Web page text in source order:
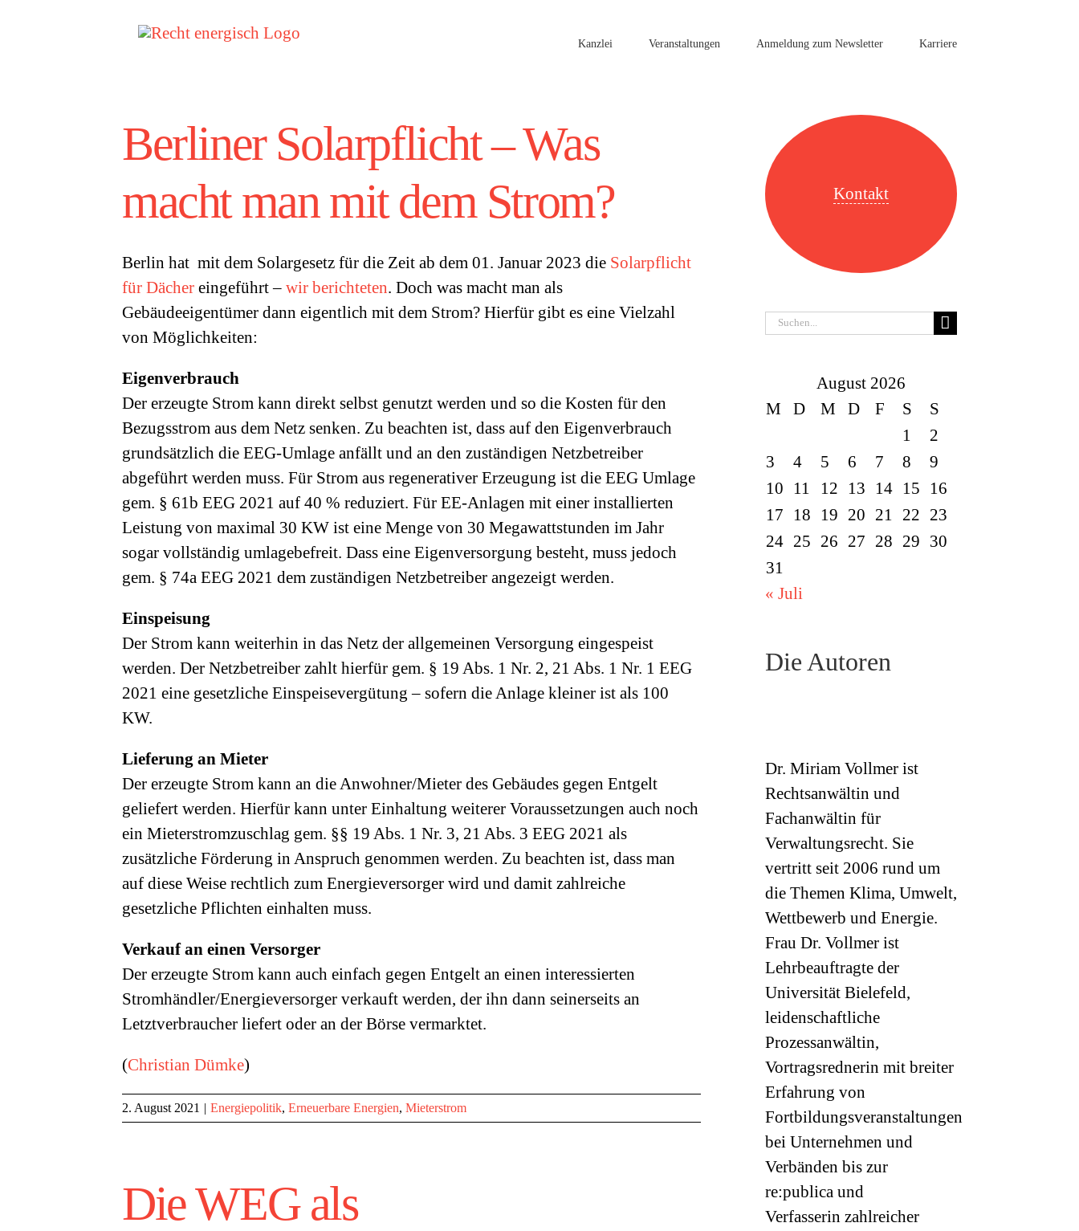
Kanzlei Veranstaltungen Anmeldung zum Newsletter Karriere
Berliner Solarpflicht – Was
macht man mit dem Strom?
Berlin hat mit dem Solargesetz für die Zeit ab dem 01. Januar 2023 die Solarpflicht
für Dächer eingeführt – wir berichteten. Doch was macht man als
Gebäudeeigentümer dann eigentlich mit dem Strom? Hierfür gibt es eine Vielzahl
von Möglichkeiten:
Eigenverbrauch
Der erzeugte Strom kann direkt selbst genutzt werden und so die Kosten für den
Bezugsstrom aus dem Netz senken. Zu beachten ist, dass auf den Eigenverbrauch
grundsätzlich die EEG-Umlage anfällt und an den zuständigen Netzbetreiber
abgeführt werden muss. Für Strom aus regenerativer Erzeugung ist die EEG Umlage
gem. § 61b EEG 2021 auf 40 % reduziert. Für EE-Anlagen mit einer installierten
Leistung von maximal 30 KW ist eine Menge von 30 Megawattstunden im Jahr
sogar vollständig umlagebefreit. Dass eine Eigenversorgung besteht, muss jedoch
gem. § 74a EEG 2021 dem zuständigen Netzbetreiber angezeigt werden.
Einspeisung
Der Strom kann weiterhin in das Netz der allgemeinen Versorgung eingespeist
werden. Der Netzbetreiber zahlt hierfür gem. § 19 Abs. 1 Nr. 2, 21 Abs. 1 Nr. 1 EEG
2021 eine gesetzliche Einspeisevergütung – sofern die Anlage kleiner ist als 100
KW.
Lieferung an Mieter
Der erzeugte Strom kann an die Anwohner/Mieter des Gebäudes gegen Entgelt
geliefert werden. Hierfür kann unter Einhaltung weiterer Voraussetzungen auch noch
ein Mieterstromzuschlag gem. §§ 19 Abs. 1 Nr. 3, 21 Abs. 3 EEG 2021 als
zusätzliche Förderung in Anspruch genommen werden. Zu beachten ist, dass man
auf diese Weise rechtlich zum Energieversorger wird und damit zahlreiche
gesetzliche Pflichten einhalten muss.
Verkauf an einen Versorger
Der erzeugte Strom kann auch einfach gegen Entgelt an einen interessierten
Stromhändler/Energieversorger verkauft werden, der ihn dann seinerseits an
Letztverbraucher liefert oder an der Börse vermarktet.
(Christian Dümke)
2. August 2021 | Energiepolitik, Erneuerbare Energien, Mieterstrom
Die WEG als
Kontakt
Suche
August 2026
M
D M D F S
S
1
2
3
4 5 6 7 8
9
10
11 12 13 14 15
16
17
18 19 20 21 22 23
24 25 26 27 28 29 30
31
« Juli
Die Autoren
Dr. Miriam Vollmer ist
Rechtsanwältin und
Fachanwältin für
Verwaltungsrecht. Sie
vertritt seit 2006 rund um
die Themen Klima, Umwelt,
Wettbewerb und Energie.
Frau Dr. Vollmer ist
Lehrbeauftragte der
Universität Bielefeld,
leidenschaftliche
Prozessanwältin,
Vortragsrednerin mit breiter
Erfahrung von
Fortbildungsveranstaltungen
bei Unternehmen und
Verbänden bis zur
re:publica und
Verfasserin zahlreicher